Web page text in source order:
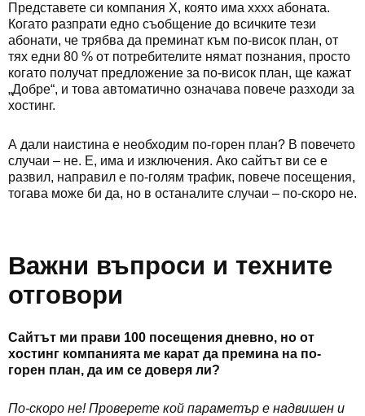
Представете си компания Х, която има xxxx абоната.
Когато разпрати едно съобщение до всичките тези
абонати, че трябва да преминат към по-висок план, от
тях едни 80 % от потребителите нямат познания, просто
когато получат предложение за по-висок план, ще кажат
„Добре“, и това автоматично означава повече разходи за
хостинг.
А дали наистина е необходим по-горен план? В повечето
случаи – не. Е, има и изключения. Ако сайтът ви се е
развил, направил е по-голям трафик, повече посещения,
тогава може би да, но в останалите случаи – по-скоро не.
Важни въпроси и техните
отговори
Сайтът ми прави 100 посещения дневно, но от
хостинг компанията ме карат да премина на по-
горен план, да им се доверя ли?
По-скоро не! Проверете кой параметър е надвишен и